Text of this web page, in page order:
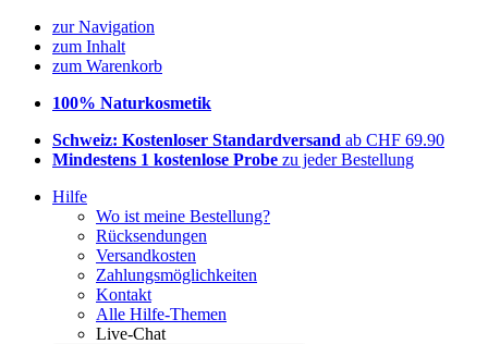
zur Navigation
zum Inhalt
zum Warenkorb
100% Naturkosmetik
Schweiz: Kostenloser Standardversand ab CHF 69.90
Mindestens 1 kostenlose Probe zu jeder Bestellung
Hilfe
Wo ist meine Bestellung?
Rücksendungen
Versandkosten
Zahlungsmöglichkeiten
Kontakt
Alle Hilfe-Themen
Live-Chat